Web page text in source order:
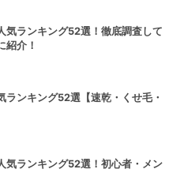
気ランキング52選！徹底調査して
紹介！
ランキング52選【速乾・くせ毛・
気ランキング52選！初心者・メン